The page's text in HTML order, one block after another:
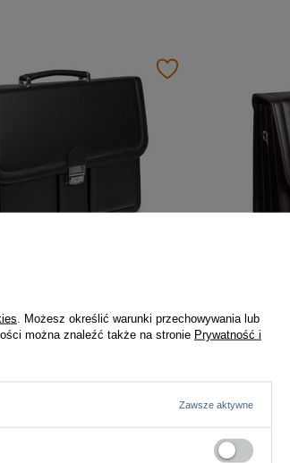
249,00 zł
. Możesz określić warunki przechowywania lub
można znaleźć także na stronie Prywatność i
Zawsze aktywne